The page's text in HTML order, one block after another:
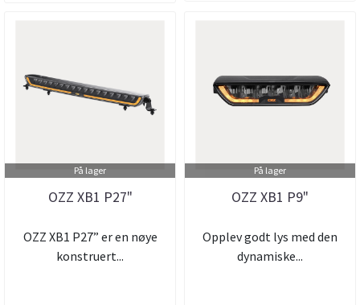
På lager
OZZ XB1 P27"
OZZ XB1 P27” er en nøye
konstruert...
På lager
OZZ XB1 P9"
Opplev godt lys med den
dynamiske...